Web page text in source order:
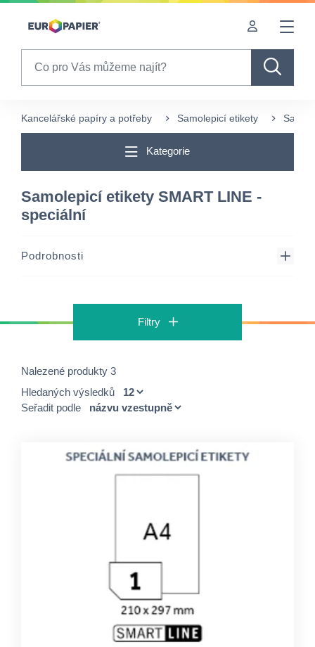
Table Of Content
Kancelářské papíry a potřeby Samolepicí etikety
Kategorie
Samolepicí etikety SMART LINE -
speciální
Podrobnosti
Filtry
Nalezené produkty 3
Hledaných výsledků
Seřadit podle